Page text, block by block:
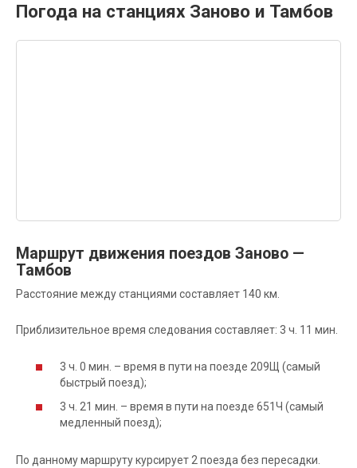
Погода на станциях Заново и Тамбов
Маршрут движения поездов Заново —
Тамбов
Расстояние между станциями составляет 140 км.
Приблизительное время следования составляет: 3 ч. 11 мин.
3 ч. 0 мин. – время в пути на поезде 209Щ (самый
быстрый поезд);
3 ч. 21 мин. – время в пути на поезде 651Ч (самый
медленный поезд);
По данному маршруту курсирует 2 поезда без пересадки.